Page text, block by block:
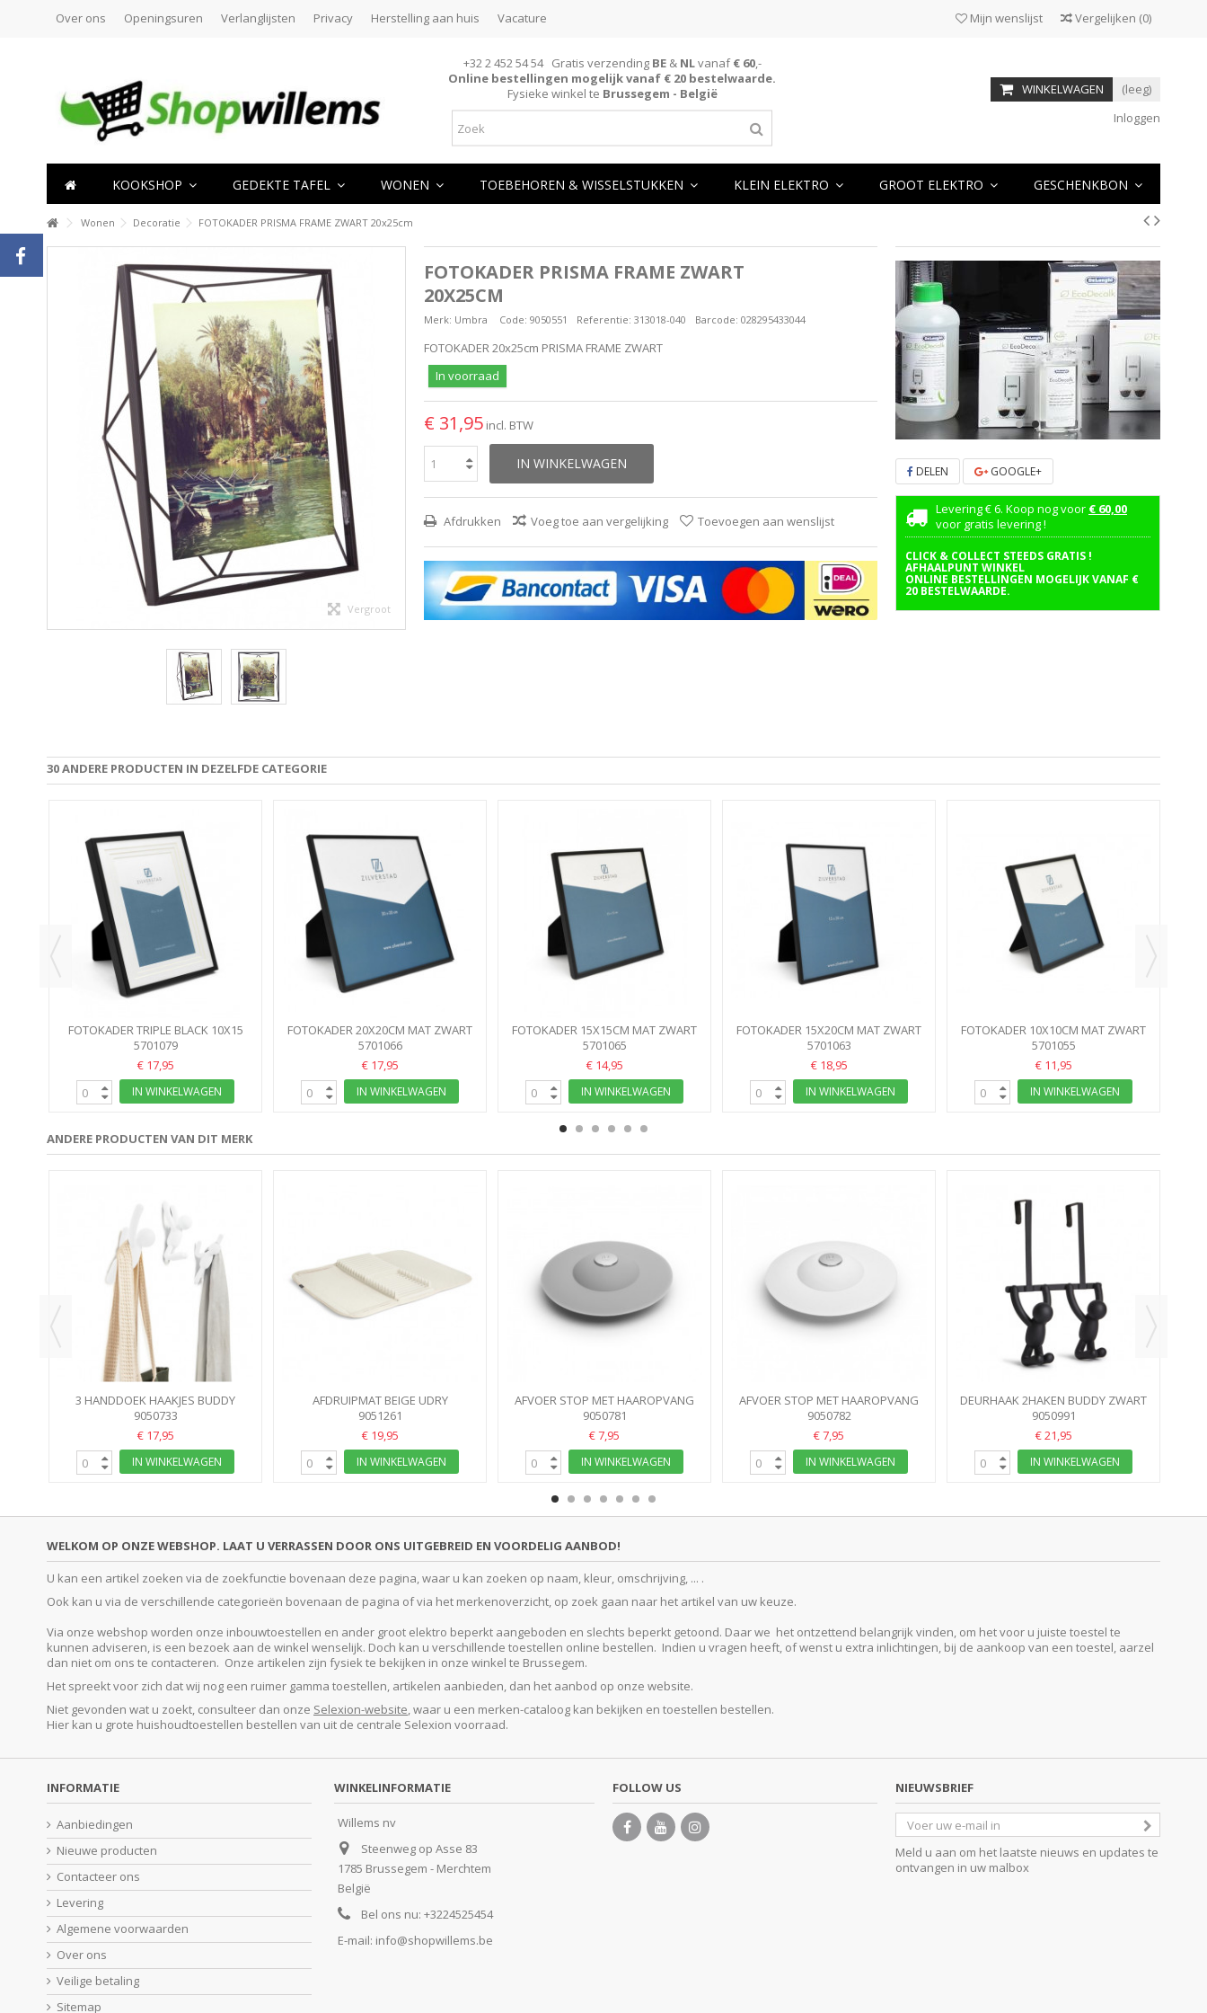
Over ons Openingsuren Verlanglijsten Privacy Herstelling aan huis Vacature Vergelijken (0)
Mijn wenslijst
+32 2 452 54 54 Gratis verzending BE& NLvanaf€ 60,-
Online bestellingen mogelijk vanaf € 20 bestelwaarde.
Fysieke winkel te Brussegem - België WINKELWAGEN
(leeg)
Inloggen
KOOKSHOP GEDEKTE TAFEL WONEN TOEBEHOREN & WISSELSTUKKEN KLEIN ELEKTRO GROOT ELEKTRO GESCHENKBON
Wonen Decoratie FOTOKADER PRISMA FRAME ZWART 20x25cm
Vergroot
FOTOKADER PRISMA FRAME ZWART
20X25CM
Merk: Umbra Code: 9050551 Referentie: 313018-040 Barcode: 028295433044
FOTOKADER 20x25cm PRISMA FRAME ZWART
In voorraad
€ 31,95 incl. BTW
IN WINKELWAGEN
Afdrukken Voeg toe aan vergelijking Toevoegen aan wenslijst
DELEN GOOGLE+
Levering € 6. Koop nog voor € 60,00
voor gratis levering !
CLICK & COLLECT STEEDS GRATIS !
AFHAALPUNT WINKEL
ONLINE BESTELLINGEN MOGELIJK VANAF €
20 BESTELWAARDE.
30 ANDERE PRODUCTEN IN DEZELFDE CATEGORIE
FOTOKADER TRIPLE BLACK 10X15
ZILVERSTAD
5701079
€ 17,95
IN WINKELWAGEN
FOTOKADER 20X20CM MAT ZWART
SWEET MEMORY
5701066
€ 17,95
IN WINKELWAGEN
FOTOKADER 15X15CM MAT ZWART
SWEET MEMORY
5701065
€ 14,95
IN WINKELWAGEN
FOTOKADER 15X20CM MAT ZWART
SWEET MEMORY
5701063
€ 18,95
IN WINKELWAGEN
FOTOKADER 10X10CM MAT ZWART
SWEET MEMORY
5701055
€ 11,95
IN WINKELWAGEN
ANDERE PRODUCTEN VAN DIT MERK
3 HANDDOEK HAAKJES BUDDY
HOOKSLITE WIT 7.6X16.5X7.6CM -...
9050733
€ 17,95
IN WINKELWAGEN
AFDRUIPMAT BEIGE UDRY
OPVOUWBAAR DRYING RACK MAT
LINEN...
9051261
€ 19,95
IN WINKELWAGEN
AFVOER STOP MET HAAROPVANG
GRIJS
9050781
€ 7,95
IN WINKELWAGEN
AFVOER STOP MET HAAROPVANG
WIT
9050782
€ 7,95
IN WINKELWAGEN
DEURHAAK 2HAKEN BUDDY ZWART
UMBRA
9050991
€ 21,95
IN WINKELWAGEN
WELKOM OP ONZE WEBSHOP. LAAT U VERRASSEN DOOR ONS UITGEBREID EN VOORDELIG AANBOD!
U kan een artikel zoeken via de zoekfunctie bovenaan deze pagina, waar u kan zoeken op naam, kleur, omschrijving, ... .
Ook kan u via de verschillende categorieën bovenaan de pagina of via het merkenoverzicht, op zoek gaan naar het artikel van uw keuze.
Via onze webshop worden onze inbouwtoestellen en ander groot elektro beperkt aangeboden en slechts beperkt getoond. Daar we het ontzettend belangrijk vinden, om het voor u juiste toestel te
kunnen adviseren, is een bezoek aan de winkel wenselijk. Doch kan u verschillende toestellen online bestellen. Indien u vragen heeft, of wenst u extra inlichtingen, bij de aankoop van een toestel, aarzel
dan niet om ons te contacteren. Onze artikelen zijn fysiek te bekijken in onze winkel te Brussegem.
Het spreekt voor zich dat wij nog een ruimer gamma toestellen, artikelen aanbieden, dan het aanbod op onze website.
Niet gevonden wat u zoekt, consulteer dan onze Selexion-website, waar u een merken-cataloog kan bekijken en toestellen bestellen.
Hier kan u grote huishoudtoestellen bestellen van uit de centrale Selexion voorraad.
INFORMATIE
Aanbiedingen
Nieuwe producten
Contacteer ons
Levering
Algemene voorwaarden
Over ons
Veilige betaling
Sitemap
WINKELINFORMATIE
Willems nv
Steenweg op Asse 83
1785 Brussegem - Merchtem
België
Bel ons nu: +3224525454
E-mail: info@shopwillems.be
FOLLOW US NIEUWSBRIEF
Meld u aan om het laatste nieuws en updates te
ontvangen in uw malbox